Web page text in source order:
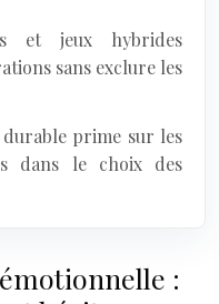
et jeux hybrides
sans exclure les
prime sur les
dans le choix des
: